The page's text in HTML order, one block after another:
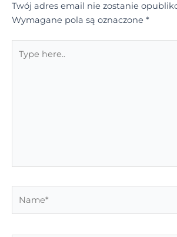
Twój adres email nie zostanie
Wymagane pola są oznaczone *
here..